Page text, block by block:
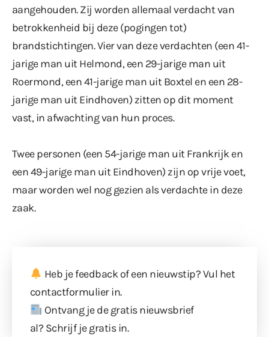
aangehouden. Zij worden allemaal verdacht van
betrokkenheid bij deze (pogingen tot)
brandstichtingen. Vier van deze verdachten (een 41-
jarige man uit Helmond, een 29-jarige man uit
Roermond, een 41-jarige man uit Boxtel en een 28-
jarige man uit Eindhoven) zitten op dit moment
vast, in afwachting van hun proces.
Twee personen (een 54-jarige man uit Frankrijk en
een 49-jarige man uit Eindhoven) zijn op vrije voet,
maar worden wel nog gezien als verdachte in deze
zaak.
Heb je feedback of een nieuwstip? Vul het
contactformulierin.
Ontvang je de gratis nieuwsbrief
al? Schrijf je gratis in.